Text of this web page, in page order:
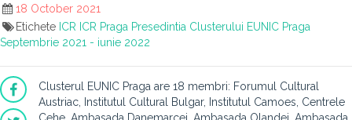
18 October 2021
Etichete ICR ICR Praga Presedintia Clusterului EUNIC Praga
Septembrie 2021 - iunie 2022
Clusterul EUNIC Praga are 18 membri: Forumul Cultural
Austriac, Institutul Cultural Bulgar, Institutul Camoes, Centrele